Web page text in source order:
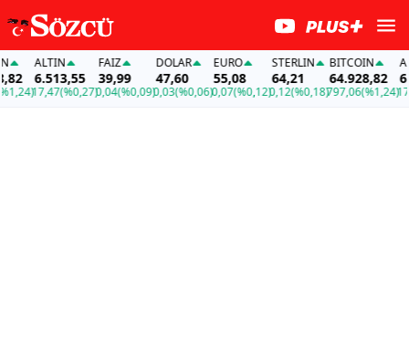
ALTIN
6.513,55
17,47(%0,27)
FAİZ
39,99
0,04(%0,09)
DOLAR
47,60
0,03(%0,06)
EURO
55,08
0,07(%0,12)
STERLIN
64,21
0,12(%0,18)
BITCOIN
64.928,82
797,06(%1,24)